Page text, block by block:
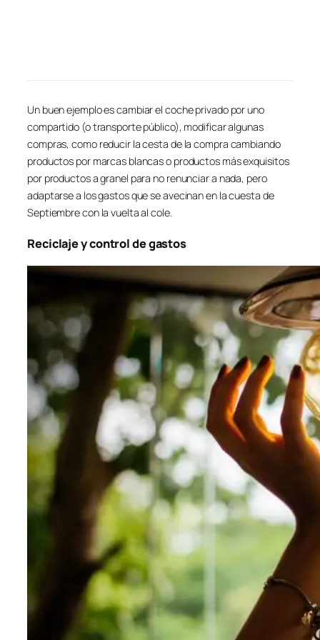
Un buen ejemplo es cambiar el coche privado por uno
compartido (o transporte público), modificar algunas
compras, como reducir la cesta de la compra cambiando
productos por marcas blancas o productos más exquisitos
por productos a granel para no renunciar a nada, pero
adaptarse a los gastos que se avecinan en la cuesta de
Septiembre con la vuelta al cole.
Reciclaje y control de gastos